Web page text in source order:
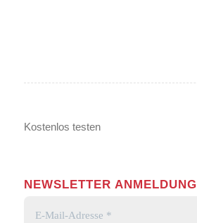
Kostenlos testen
NEWSLETTER ANMELDUNG